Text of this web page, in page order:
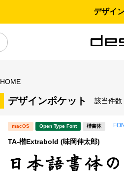
デザイ
HOME
デザインポケット 該当件数
macOS Open Type Font 楷書体
TA-楷Extrabold (味岡伸太郎)